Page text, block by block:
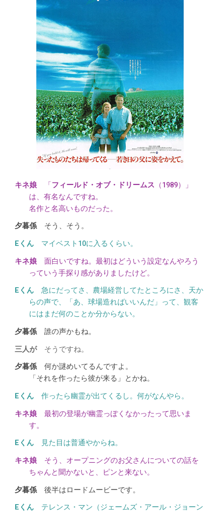
「フィールド・オブ・ドリームス （1989）」
は、有名なんですね。
名作と名高いものだった。
そう、そう。
マイベスト10に入るくらい。
面白いですね。最初はどういう設定なんやろう
っていう手探り感がありましたけど。
急にだってさ、農場経営してたところにさ、天か
らの声で、「あ、球場造ればいいんだ」って、観客
にはまだ何のことか分からない。
誰の声かもね。
そうですね。
何か謎めいてるんですよ。
「それを作ったら彼が来る」とかね。
作ったら幽霊が出てくるし。何がなんやら。
最初の登場が幽霊っぽくなかったって思いま
す。
見た目は普通やからね。
そう、オープニングのお父さんについての話を
ちゃんと聞かないと、ピンと来ない。
後半はロードムービーです。
テレンス・マン（ジェームズ・アール・ジョーン